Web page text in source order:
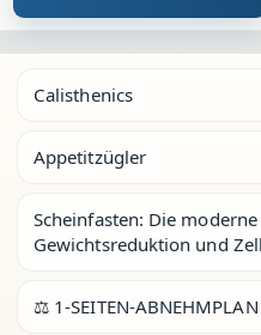
Calisthenics
Appetitzügler
Scheinfasten: Die
Gewichtsreduktion und
⚖️ 1-SEITEN-ABNEHMPLAN